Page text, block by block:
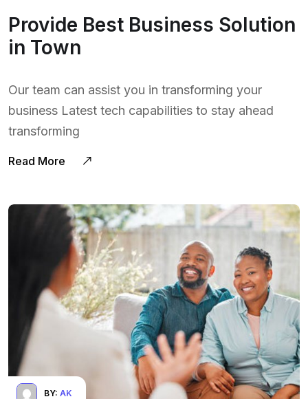
Provide Best Business Solution
in Town
Our team can assist you in transforming your
business Latest tech capabilities to stay ahead
transforming
Read More
BY: AK